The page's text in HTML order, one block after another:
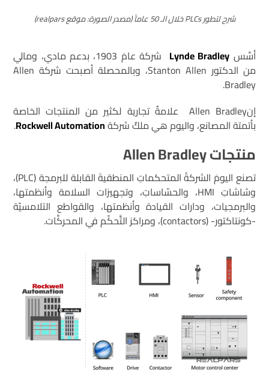
شرح لتطور PLCs خلال الـ 50 عاماً (مصدر الصورة: موقع realpars)
أسَّس Lynde Bradley
شركة عامَ 1903، بدعم مادي، ومالي
من الدكتور Stanton Allen، وبالمحصلة أصبحت شركة Allen
Bradley.
إنAllen Bradley علامةٌ تجارية لكثير من المنتجات الخاصة
بأتمتة المصانع، واليوم هي ملكٌ شركةRockwell Automation
.
منتجات Allen Bradley
تصنع اليومَ الشركةُ المتحكماتِ المنطقيةَ القابلة للبرمجة (PLC)،
وشاشاتِ HMI، والحسّاساتِ، وتجهيزات السلامة وأنظمتها،
والبرمجيات، ودارات القيادة وأنظمتها، والقواطع التلامسيّة
-كونتاكتور- (contactors)، ومراكز التَّحكّم في المحركَّات.